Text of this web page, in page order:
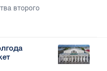
второго